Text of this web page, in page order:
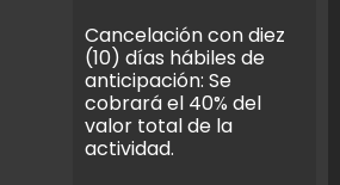
Cancelación con diez
(10) días hábiles de
anticipación: Se
cobrará el 40% del
valor total de la
actividad.